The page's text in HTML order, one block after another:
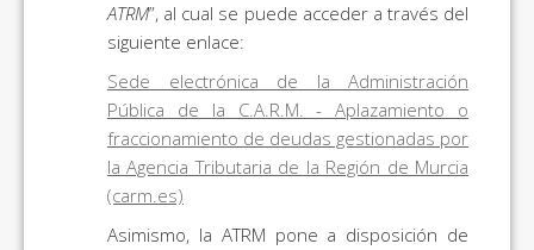
ATRM”, al cual se puede acceder a través del
siguiente enlace:
Sede electrónica de la Administración
Pública de la C.A.R.M. - Aplazamiento o
fraccionamiento de deudas gestionadas por
la Agencia Tributaria de la Región de Murcia
(carm.es)
Asimismo, la ATRM pone a disposición de